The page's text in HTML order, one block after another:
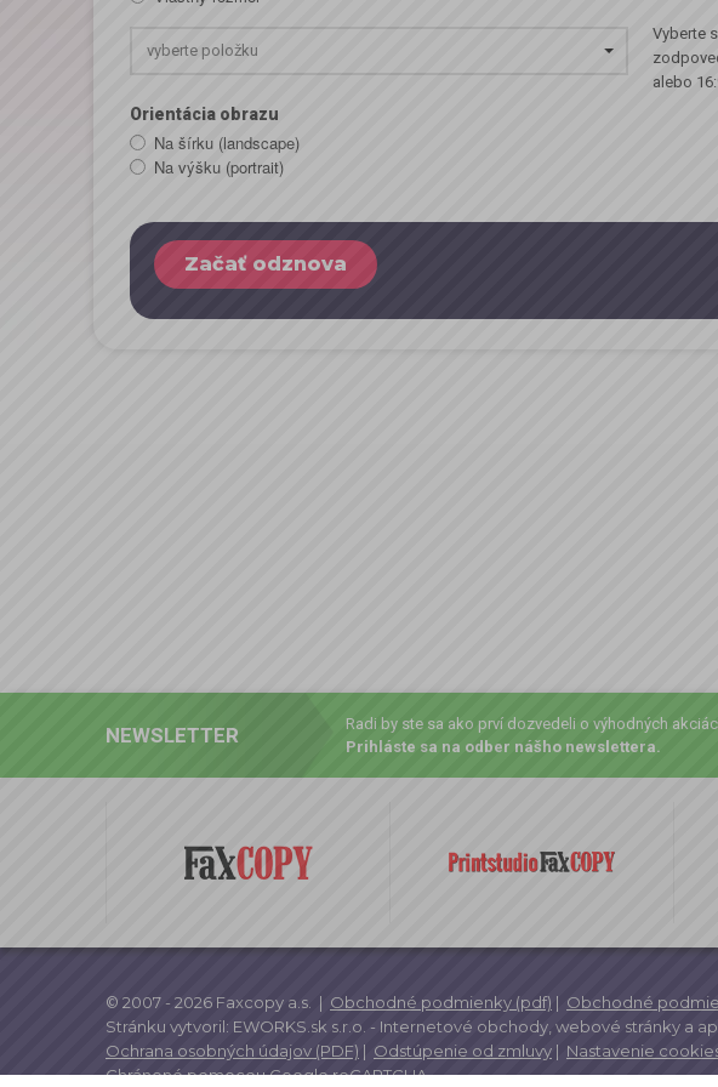
vyberte položku
Vyberte
alebo
Orientácia obrazu
Na šírku (landscape)
Na výšku (portrait)
Začať odznova
NEWSLETTER
Radi by ste sa ako prví dozvedeli o výhodných
Prihláste sa na odber nášho newslettera.
© 2007 - 2026 Faxcopy a.s. | Obchodné podmienky (pdf) | Obchodné
Stránku vytvoril: EWORKS.sk s.r.o. - Internetové obchody, webové stránky a
Ochrana osobných údajov (PDF) | Odstúpenie od zmluvy | Nastavenie
Chránené pomocouGoogle reCAPTCHA